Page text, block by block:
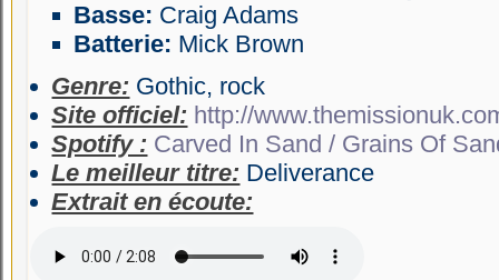
Basse: Craig Adams
Batterie: Mick Brown
Genre: Gothic, rock
Site officiel: http://
Spotify : Carved In Sand / Grains Of
Le meilleur titre: Deliverance
Extrait en écoute: